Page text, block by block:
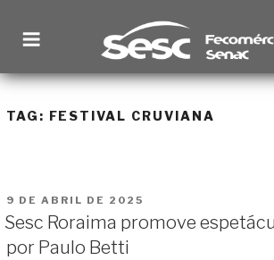
para
conteúdo
SESC RORAIMA
TAG: FESTIVAL CRUVIANA
PUBLICADO
EM
9 DE ABRIL DE 2025
Sesc Roraima promove
por Paulo Betti